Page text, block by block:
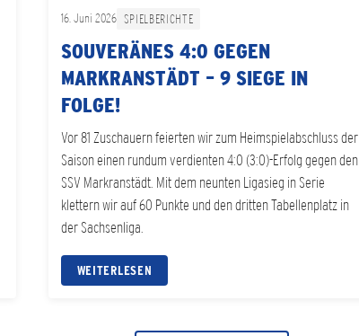
16. Juni 2026 SPIELBERICHTE
SOUVERÄNES 4:0 GEGEN
MARKRANSTÄDT – 9 SIEGE IN
FOLGE!
Vor 81 Zuschauern feierten wir zum Heimspielabschluss der
Saison einen rundum verdienten 4:0 (3:0)-Erfolg gegen den
SSV Markranstädt. Mit dem neunten Ligasieg in Serie
klettern wir auf 60 Punkte und den dritten Tabellenplatz in
der Sachsenliga.
WEITERLESEN